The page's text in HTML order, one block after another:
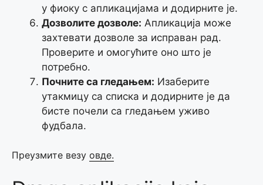
у фиоку с апликацијама и додирните је.
Дозволите дозволе: Апликација може
захтевати дозволе за исправан рад.
Проверите и омогућите оно што је
потребно.
Почните са гледањем: Изаберите
утакмицу са списка и додирните је да
бисте почели са гледањем уживо
фудбала.
Преузмите везу овде.